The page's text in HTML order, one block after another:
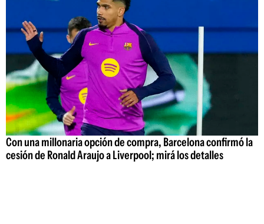
Con una millonaria opción de compra, Barcelona confirmó la
cesión de Ronald Araujo a Liverpool; mirá los detalles